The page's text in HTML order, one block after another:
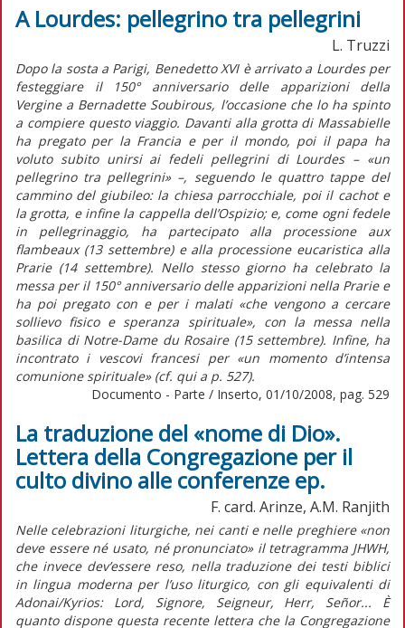
A Lourdes: pellegrino tra pellegrini
L. Truzzi
Dopo la sosta a Parigi, Benedetto XVI è arrivato a Lourdes per
festeggiare il 150° anniversario delle apparizioni della
Vergine a Bernadette Soubirous, l’occasione che lo ha spinto
a compiere questo viaggio. Davanti alla grotta di Massabielle
ha pregato per la Francia e per il mondo, poi il papa ha
voluto subito unirsi ai fedeli pellegrini di Lourdes – «un
pellegrino tra pellegrini» –, seguendo le quattro tappe del
cammino del giubileo: la chiesa parrocchiale, poi il cachot e
la grotta, e infine la cappella dell’Ospizio; e, come ogni fedele
in pellegrinaggio, ha partecipato alla processione aux
flambeaux (13 settembre) e alla processione eucaristica alla
Prarie (14 settembre). Nello stesso giorno ha celebrato la
messa per il 150° anniversario delle apparizioni nella Prarie e
ha poi pregato con e per i malati «che vengono a cercare
sollievo fisico e speranza spirituale», con la messa nella
basilica di Notre-Dame du Rosaire (15 settembre). Infine, ha
incontrato i vescovi francesi per «un momento d’intensa
comunione spirituale» (cf. qui a p. 527).
Documento - Parte / Inserto, 01/10/2008, pag. 529
La traduzione del «nome di Dio».
Lettera della Congregazione per il
culto divino alle conferenze ep.
F. card. Arinze, A.M. Ranjith
Nelle celebrazioni liturgiche, nei canti e nelle preghiere «non
deve essere né usato, né pronunciato» il tetragramma JHWH,
che invece dev’essere reso, nella traduzione dei testi biblici
in lingua moderna per l’uso liturgico, con gli equivalenti di
Adonai/Kyrios: Lord, Signore, Seigneur, Herr, Señor... È
quanto dispone questa recente lettera che la Congregazione